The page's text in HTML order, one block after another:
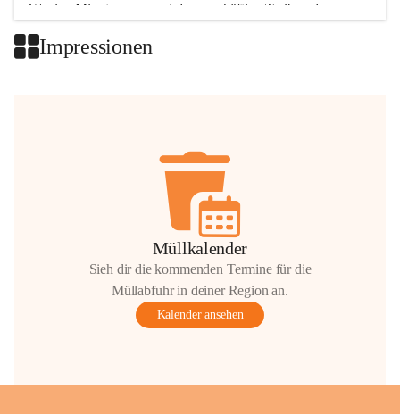
Wenige Minuten nur, und das geschäftige Treiben der
Impressionen
Müllkalender
Sieh dir die kommenden Termine für die
Müllabfuhr in deiner Region an.
Kalender ansehen